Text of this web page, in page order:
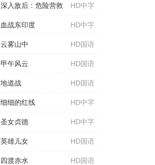
HD中字
深入敌后：危险营救
HD中字
血战东印度
HD国语
云雾山中
HD国语
甲午风云
HD国语
地道战
HD中字
细细的红线
HD中字
圣女贞德
HD国语
英雄儿女
HD国语
四渡赤水